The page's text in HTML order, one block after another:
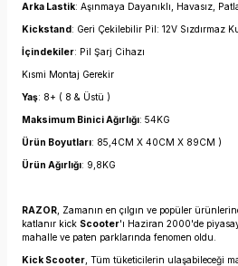
Arka Lastik: Aşınmaya Dayanıklı, Havasız,
Kickstand: Geri Çekilebilir Pil: 12V Sızdırmaz
İçindekiler: Pil Şarj Cihazı
Kısmi Montaj Gerekir
Yaş: 8+ ( 8 & Üstü )
Maksimum Binici Ağırlığı: 54KG
Ürün Boyutları: 85,4CM X 40CM X 89CM )
Ürün Ağırlığı: 9,8KG
RAZOR , Zamanın en çılgın ve popüler
katlanır kick Scooter'ı Haziran 2000'de
mahalle ve paten parklarında fenomen oldu.
Kick Scooter , Tüm tüketicilerin ulaşabileceği